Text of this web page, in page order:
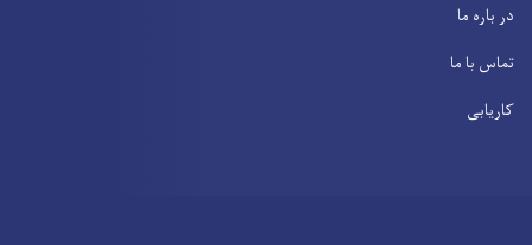
در باره ما
تماس با ما
کاریابی